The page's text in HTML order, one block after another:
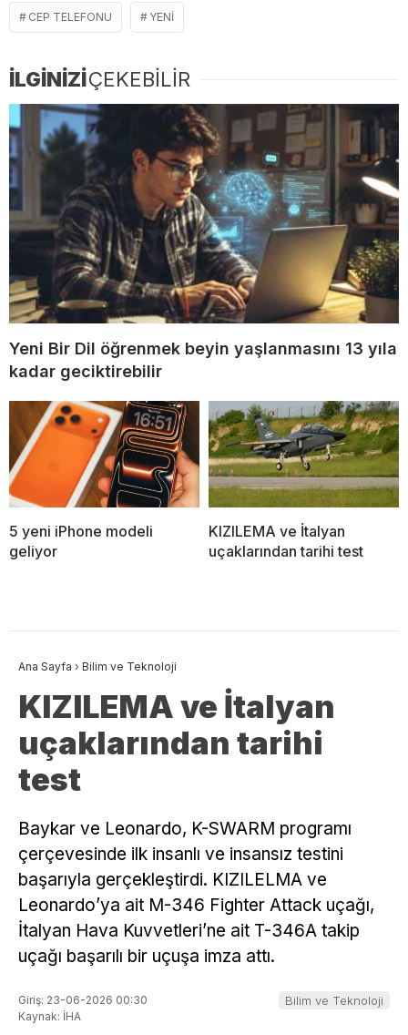
CEP TELEFONU YENI
İLGİNİZİÇEKEBİLİR
Yeni Bir Dil öğrenmek beyin yaşlanmasını 13 yıla
kadar geciktirebilir
5 yeni iPhone modeli
geliyor
KIZILEMA ve İtalyan
uçaklarından tarihi test
Ana Sayfa › Bilim ve Teknoloji
KIZILEMA ve İtalyan
uçaklarından tarihi
test
Baykar ve Leonardo, K-SWARM programı
çerçevesinde ilk insanlı ve insansız testini
başarıyla gerçekleştirdi. KIZILELMA ve
Leonardo’ya ait M-346 Fighter Attack uçağı,
İtalyan Hava Kuvvetleri’ne ait T-346A takip
uçağı başarılı bir uçuşa imza attı.
Giriş: 23-06-2026 00:30
Kaynak: İHA
Bilim ve Teknoloji